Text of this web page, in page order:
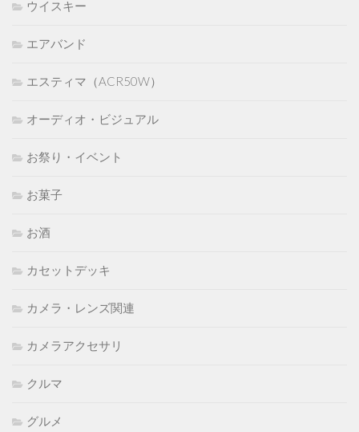
ウイスキー
エアバンド
エスティマ（ACR50W）
オーディオ・ビジュアル
お祭り・イベント
お菓子
お酒
カセットデッキ
カメラ・レンズ関連
カメラアクセサリ
クルマ
グルメ